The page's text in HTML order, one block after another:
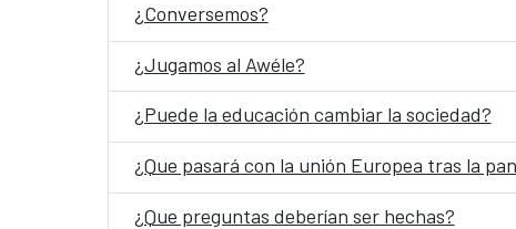
¿Conversemos?
¿Jugamos al Awéle?
¿Puede la educación cambiar la sociedad?
¿Que pasará con la unión Europea tras la
¿Que preguntas deberían ser hechas?